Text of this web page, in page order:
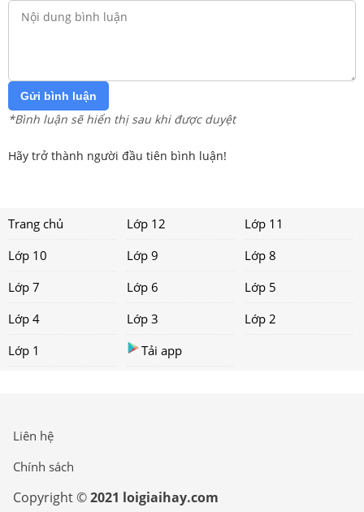
Gửi bình luận
*Bình luận sẽ hiển thị sau khi được duyệt
Hãy trở thành người đầu tiên bình luận!
Trang chủ Lớp 12
Lớp 11
Lớp 10
Lớp 9
Lớp 8
Lớp 7
Lớp 6
Lớp 5
Lớp 4
Lớp 3
Lớp 2
Lớp 1
Tải app
Liên hệ
Chính sách
Copyright ©2021 loigiaihay.com